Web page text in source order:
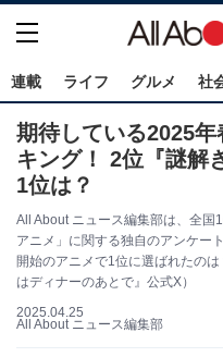
連載 ライフ グルメ 社
期待している2025
キング！ 2位『謎解
1位は？
All About ニュース編集部は、全
アニメ」に関する独自のアンケー
開始のアニメで1位に選ばれたの
はディナーのあとで』公式X）
2025.04.25
All About ニュース編集部